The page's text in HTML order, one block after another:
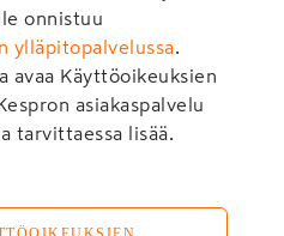
onnistuu
ylläpitopalvelussa
avaa Käyttöoikeuksien
asiakaspalvelu
tarvittaessa lisää.